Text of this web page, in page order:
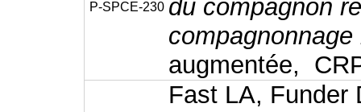
P-SPCE-230 du compagnon
augmentée,
Fast LA, Funder